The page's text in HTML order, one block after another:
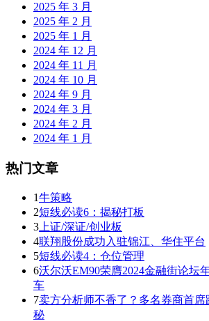
2025 年 3 月
2025 年 2 月
2025 年 1 月
2024 年 12 月
2024 年 11 月
2024 年 10 月
2024 年 9 月
2024 年 3 月
2024 年 2 月
2024 年 1 月
热门文章
1牛策略
2短线必读6：揭秘打板
3 上证/深证/创业板
4联翔股份成功入驻锦江、华住平台
5短线必读4：仓位管理
6沃尔沃EM90荣膺2024金融街论坛
车
7卖方分析师不香了？多名券商首
秘